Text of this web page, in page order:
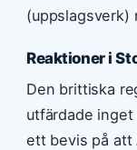
(uppslagsverk)
Reaktioner i
Den brittiska
utfärdade
ett bevis på att